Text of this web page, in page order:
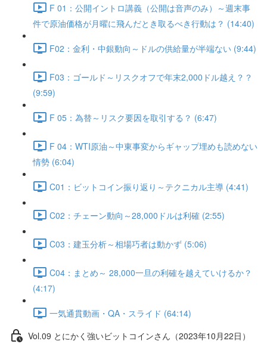
F 01：公開イントロ講義（公開は音声のみ）～週末事
件で原油価格が月曜に飛んだとき取るべき行動は？ (14:40)
F02：金利・中銀動向～ドルの供給量が半端ない (9:44)
F03：ゴールド～リスクオフで年末2,000ドル越え？？
(9:59)
F 05：為替～リスク要因を取引する？ (6:47)
F 04：WTI原油～中東事変からギャップ埋めも読めない
情勢 (6:04)
C01：ビットコイン振り返り～テクニカル主導 (4:41)
C02：チェーン動向～28,000ドルは利確 (2:55)
C03：建玉分析～相場巧者は動かず (5:06)
C04：まとめ～ 28,000一旦の利確を越えていけるか？
(4:17)
一気通貫動画・QA・スライド (64:14)
Vol.09 とにかく強いビットコインさん（2023年10月22日）